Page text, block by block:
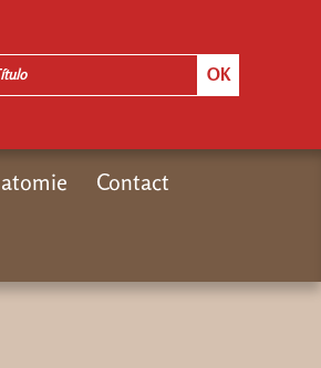
Contact